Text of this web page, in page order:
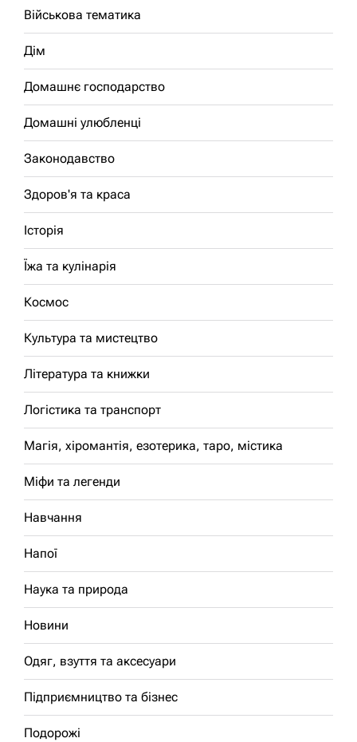
Військова тематика
Дім
Домашнє господарство
Домашні улюбленці
Законодавство
Здоров'я та краса
Історія
Їжа та кулінарія
Космос
Культура та мистецтво
Література та книжки
Логістика та транспорт
Магія, хіромантія, езотерика, таро, містика
Міфи та легенди
Навчання
Напої
Наука та природа
Новини
Одяг, взуття та аксесуари
Підприємництво та бізнес
Подорожі